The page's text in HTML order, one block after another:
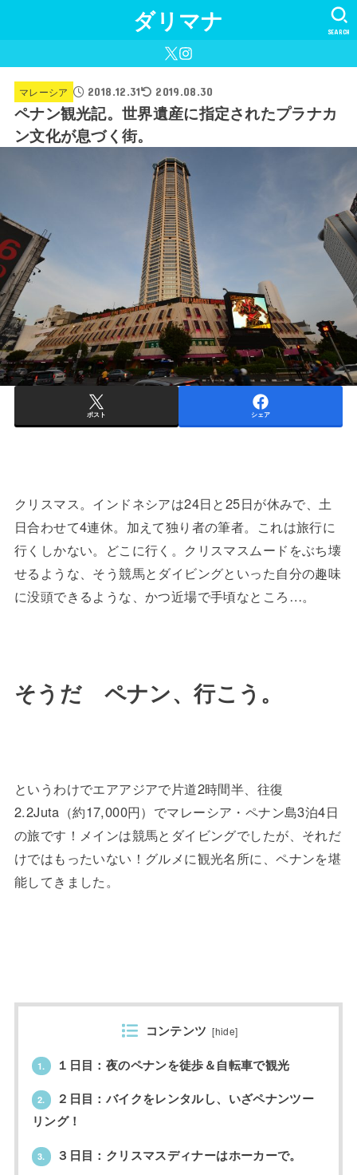
ダリマナ SEARCH
マレーシア 2018.12.31 2019.08.30
ペナン観光記。世界遺産に指定されたプラナカ
ン文化が息づく街。
ポスト シェア
クリスマス。インドネシアは24日と25日が休みで、土
日合わせて4連休。加えて独り者の筆者。これは旅行に
行くしかない。どこに行く。クリスマスムードをぶち壊
せるような、そう競馬とダイビングといった自分の趣味
に没頭できるような、かつ近場で手頃なところ…。
そうだ ペナン、行こう。
というわけでエアアジアで片道2時間半、往復
2.2Juta（約17,000円）でマレーシア・ペナン島3泊4日
の旅です！メインは競馬とダイビングでしたが、それだ
けではもったいない！グルメに観光名所に、ペナンを堪
能してきました。
コンテンツ [hide]
1. １日目：夜のペナンを徒歩＆自転車で観光
2.
２日目：バイクをレンタルし、いざペナンツー
リング！
3. ３日目：クリスマスディナーはホーカーで。